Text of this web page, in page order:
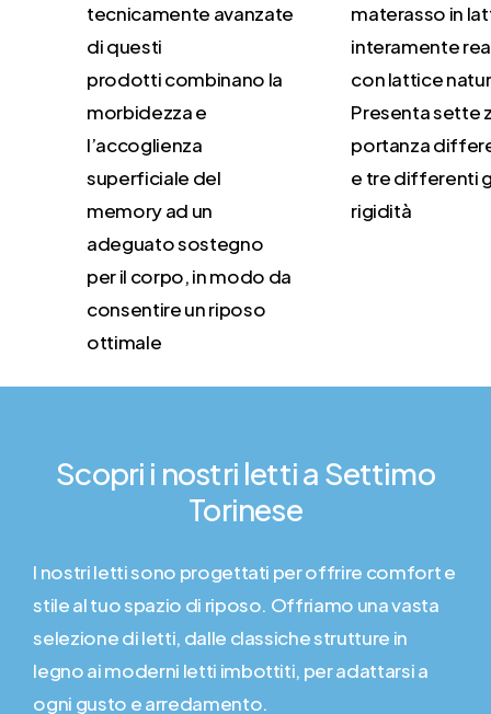
tecnicamente avanzate
di questi
prodotti combinano la
morbidezza e
l’accoglienza
superficiale del
memory ad un
adeguato sostegno
per il corpo, in modo da
consentire un riposo
ottimale
materasso in
interamente
con lattice
Presenta sette
portanza
e tre differenti
rigidità
Scopri i nostri lettia Settimo
Torinese
I nostri letti sono progettati per offrire comfort e
stile al tuo spazio di riposo. Offriamo una vasta
selezione di letti, dalle classiche strutture in
legno ai moderni letti imbottiti, per adattarsi a
ogni gusto e arredamento.